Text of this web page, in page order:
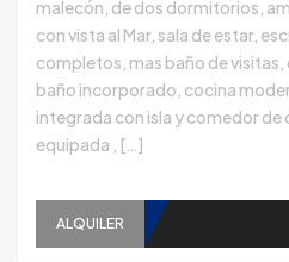
malecón, de dos dormitorios,
con vista al Mar, sala de estar,
completos, mas baño de
baño incorporado, cocina
integrada con isla y comedor
equipada , […]
ALQUILER